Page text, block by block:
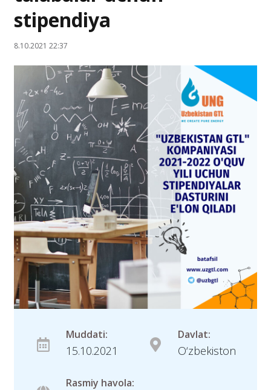
stipendiya
8.10.2021 22:37
Muddati:
15.10.2021
Davlat:
O‘zbekiston
Rasmiy havola: